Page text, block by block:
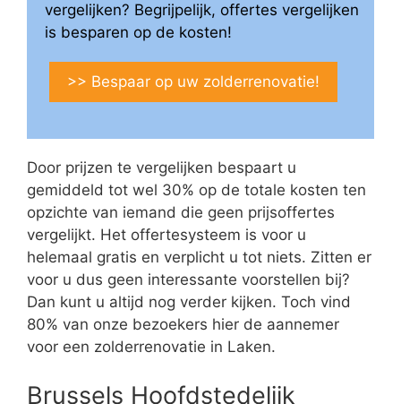
vergelijken? Begrijpelijk, offertes vergelijken
is besparen op de kosten!
>> Bespaar op uw zolderrenovatie!
Door prijzen te vergelijken bespaart u
gemiddeld tot wel 30% op de totale kosten ten
opzichte van iemand die geen prijsoffertes
vergelijkt. Het offertesysteem is voor u
helemaal gratis en verplicht u tot niets. Zitten er
voor u dus geen interessante voorstellen bij?
Dan kunt u altijd nog verder kijken. Toch vind
80% van onze bezoekers hier de aannemer
voor een zolderrenovatie in Laken.
Brussels Hoofdstedelijk